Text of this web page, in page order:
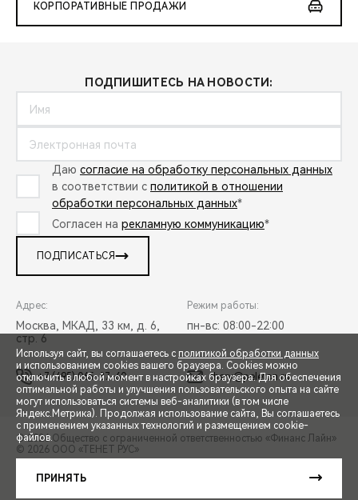
СПЕЦПРЕДЛОЖЕНИЯ
ЗАПИСЬ НА ТЕСТ-ДРАЙВ
КОРПОРАТИВНЫЕ ПРОДАЖИ
ПОДПИШИТЕСЬ НА НОВОСТИ:
Даю согласие на обработку персональных данных
в соответствии с политикой в отношении
обработки персональных данных*
Согласен на рекламную коммуникацию*
ПОДПИСАТЬСЯ
Адрес:
Москва, МКАД, 33 км, д. 6,
стр. 6
Режим работы:
пн-вс: 08:00-22:00
+7 (495) 065-37-60 chery@peleton.ru
© 2026 Общество с ограниченной ответственностью «Финанс Лайн»
© 2026 ООО «ТЕНЕТ РУС»
Сделано в ПЕРКС
Используя сайт, вы соглашаетесь с политикой обработки данных
и использованием cookies вашего браузера. Cookies можно
отключить в любой момент в настройках браузера. Для обеспечения
оптимальной работы и улучшения пользовательского опыта на сайте
могут использоваться системы веб-аналитики (в том числе
Яндекс.Метрика). Продолжая использование сайта, Вы соглашаетесь
с применением указанных технологий и размещением cookie-
файлов.
ПРИНЯТЬ